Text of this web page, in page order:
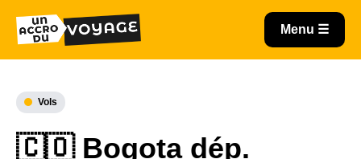
Vols
🇨🇴 Bogota dép.